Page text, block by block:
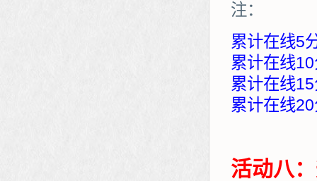
注：
累计在线5
累计在线
累计在线
累计在线
活动八